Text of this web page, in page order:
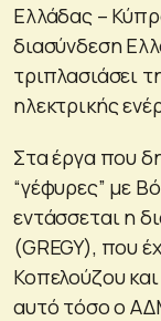
Ελλάδας –
διασύνδεση
τριπλασιάσει
ηλεκτρικής
Στα έργα που
“γέφυρες” με
εντάσσεται η
(GREGY), που
Κοπελούζου
αυτό τόσο ο